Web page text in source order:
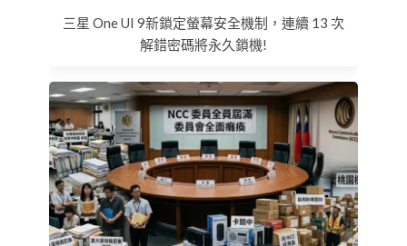
三星 One UI 9新鎖定螢幕安全機制，連續 13 次
解錯密碼將永久鎖機!